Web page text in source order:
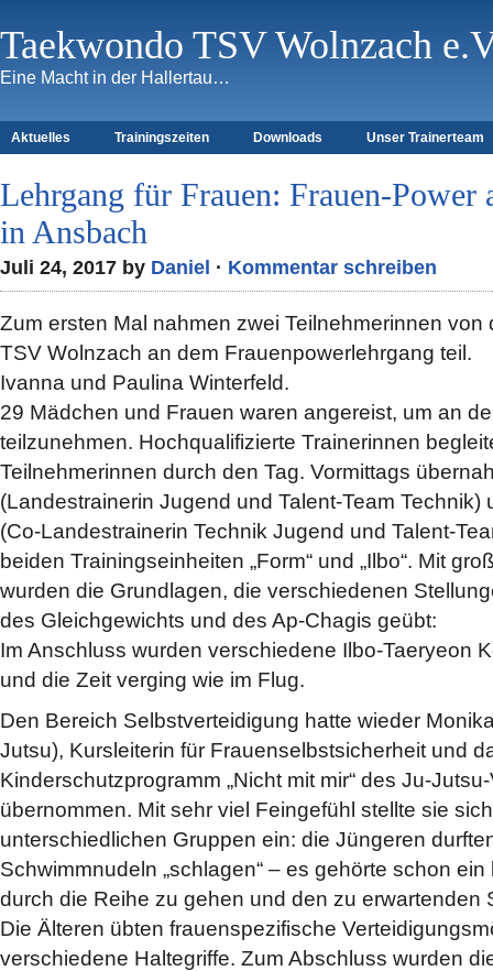
Taekwondo TSV Wolnzach
Eine Macht in der Hallertau…
Aktuelles Trainingszeiten Downloads Unser Trainerteam
Lehrgang für Frauen: Frauen-Power
in Ansbach
Juli 24, 2017 by Daniel · Kommentar schreiben
Zum ersten Mal nahmen zwei Teilnehmerinnen von
TSV Wolnzach an dem Frauenpowerlehrgang teil.
Ivanna und Paulina Winterfeld.
29 Mädchen und Frauen waren angereist, um an
teilzunehmen. Hochqualifizierte Trainerinnen
Teilnehmerinnen durch den Tag. Vormittags
(Landestrainerin Jugend und Talent-Team Technik)
(Co-Landestrainerin Technik Jugend und Talent-
beiden Trainingseinheiten „Form“ und „Ilbo“. Mit
wurden die Grundlagen, die verschiedenen
des Gleichgewichts und des Ap-Chagis geübt:
Im Anschluss wurden verschiedene Ilbo-Taeryeon
und die Zeit verging wie im Flug.
Den Bereich Selbstverteidigung hatte wieder
Jutsu), Kursleiterin für Frauenselbstsicherheit und
Kinderschutzprogramm „Nicht mit mir“ des Ju-
übernommen. Mit sehr viel Feingefühl stellte sie
unterschiedlichen Gruppen ein: die Jüngeren
Schwimmnudeln „schlagen“ – es gehörte schon
durch die Reihe zu gehen und den zu erwartenden
Die Älteren übten frauenspezifische
verschiedene Haltegriffe. Zum Abschluss wurden